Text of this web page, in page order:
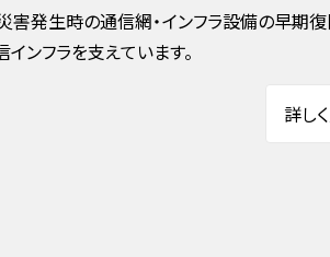
害発生時の通信網・インフラ設備の早期復
ンフラを支えています。
詳し